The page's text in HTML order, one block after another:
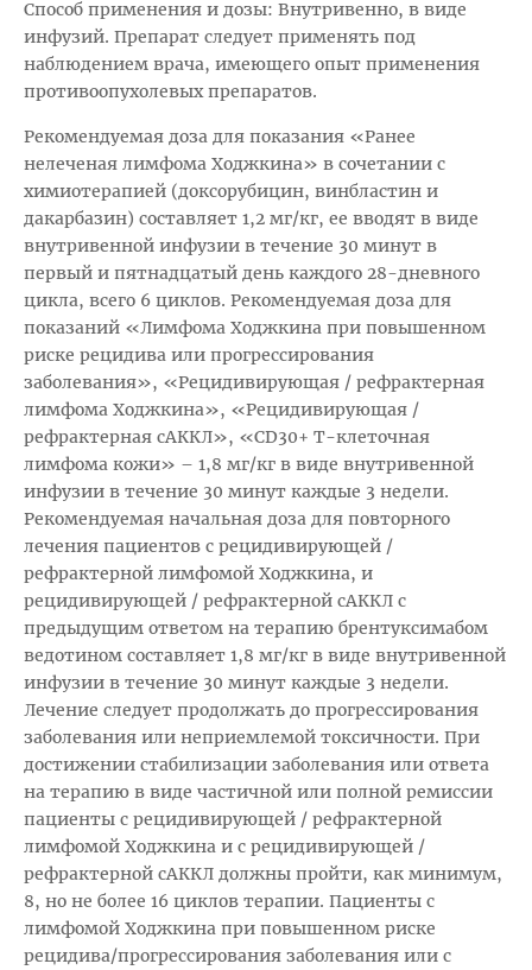
Способ применения и дозы: Внутривенно, в виде
инфузий. Препарат следует применять под
наблюдением врача, имеющего опыт применения
противоопухолевых препаратов.
Рекомендуемая доза для показания «Ранее
нелеченая лимфома Ходжкина» в сочетании с
химиотерапией (доксорубицин, винбластин и
дакарбазин) составляет 1,2 мг/кг, ее вводят в виде
внутривенной инфузии в течение 30 минут в
первый и пятнадцатый день каждого 28-дневного
цикла, всего 6 циклов. Рекомендуемая доза для
показаний «Лимфома Ходжкина при повышенном
риске рецидива или прогрессирования
заболевания», «Рецидивирующая / рефрактерная
лимфома Ходжкина», «Рецидивирующая /
рефрактерная сАККЛ», «CD30+ Т-клеточная
лимфома кожи» – 1,8 мг/кг в виде внутривенной
инфузии в течение 30 минут каждые 3 недели.
Рекомендуемая начальная доза для повторного
лечения пациентов с рецидивирующей /
рефрактерной лимфомой Ходжкина, и
рецидивирующей / рефрактерной сАККЛ с
предыдущим ответом на терапию брентуксимабом
ведотином составляет 1,8 мг/кг в виде внутривенной
инфузии в течение 30 минут каждые 3 недели.
Лечение следует продолжать до прогрессирования
заболевания или неприемлемой токсичности. При
достижении стабилизации заболевания или ответа
на терапию в виде частичной или полной ремиссии
пациенты с рецидивирующей / рефрактерной
лимфомой Ходжкина и с рецидивирующей /
рефрактерной сАККЛ должны пройти, как минимум,
8, но не более 16 циклов терапии. Пациенты с
лимфомой Ходжкина при повышенном риске
рецидива/прогрессирования заболевания или с